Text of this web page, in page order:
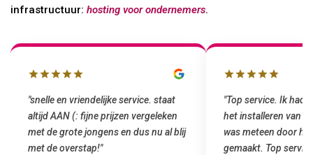
infrastructuur:hosting voor ondernemers.
"snelle en vriendelijke service. staat
altijd AAN (: fijne prijzen vergeleken
met de grote jongens en dus nu al blij
met de overstap!"
"Top service. Ik had
het installeren van
was meteen door
gemaakt. Top